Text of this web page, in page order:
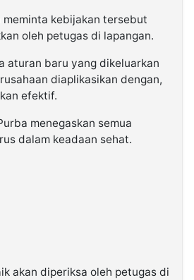
meminta kebijakan tersebut
oleh petugas di lapangan.
aturan baru yang dikeluarkan
diaplikasikan dengan,
efektif.
menegaskan semua
dalam keadaan sehat.
akan diperiksa oleh petugas di